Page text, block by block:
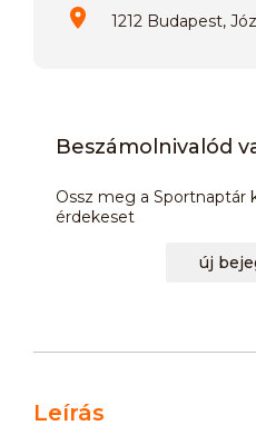
1212 Budapest,
Beszámolnivalód
Ossz meg a Sportnaptár
érdekeset
új
Leírás